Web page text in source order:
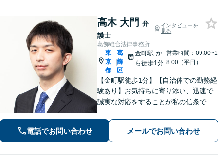
高木 大門 弁
護士
インタビューを
見る
葛飾総合法律事務所
東
京
都
|
葛
飾
区
金町駅 か
ら徒歩1分
営業時間：09:00~1
8:00（平日）
【金町駅徒歩1分】【自治体での勤務経
験あり】お気持ちに寄り添い、迅速で
誠実な対応をすることが私の信条で
し、最高のリーガルサービスをご提供
します。お気軽にご相談ください【初
回面談30分無料】【平日夜間対応可】
電話でお問い合わせ メールでお問い合わせ